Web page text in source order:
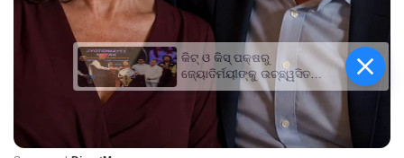
କିଟ୍‍ ଓ କିସ୍‍ ପକ୍ଷରୁ
ଜ୍ୟୋତିର୍ମୟୀଙ୍କୁ ଉଚ୍ଛ୍ୱସିତ
ସମ୍ବର୍ଦ୍ଧନା; ୫ଲକ୍ଷ ଟଙ୍କାର
ପ୍ରୋତ୍ସାହନ ରାଶି ପ୍ରଦାନ